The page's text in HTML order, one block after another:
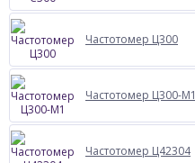
Частотомер Ц300
Частотомер Ц300-М1
Частотомер Ц42304